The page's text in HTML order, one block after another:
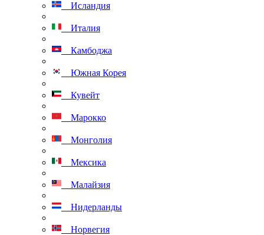
Исландия
Италия
Камбоджа
Южная Корея
Кувейт
Марокко
Монголия
Мексика
Малайзия
Нидерланды
Норвегия